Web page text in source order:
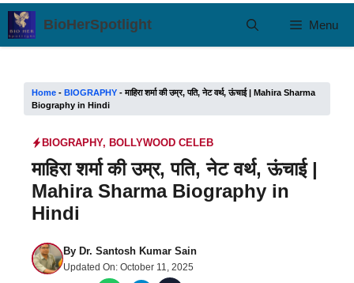
Skip
BioHerSpotlight Menu
Home - BIOGRAPHY -माहिरा शर्मा की उम्र, पति, नेट वर्थ, ऊंचाई | Mahira Sharma
Biography in Hindi
BIOGRAPHY, BOLLYWOOD CELEB
माहिरा शर्मा की उम्र, पति, नेट वर्थ, ऊंचाई |
Mahira Sharma Biography in
Hindi
By Dr. Santosh Kumar Sain
Updated On: October 11, 2025